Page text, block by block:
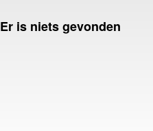
Er is niets gevonden